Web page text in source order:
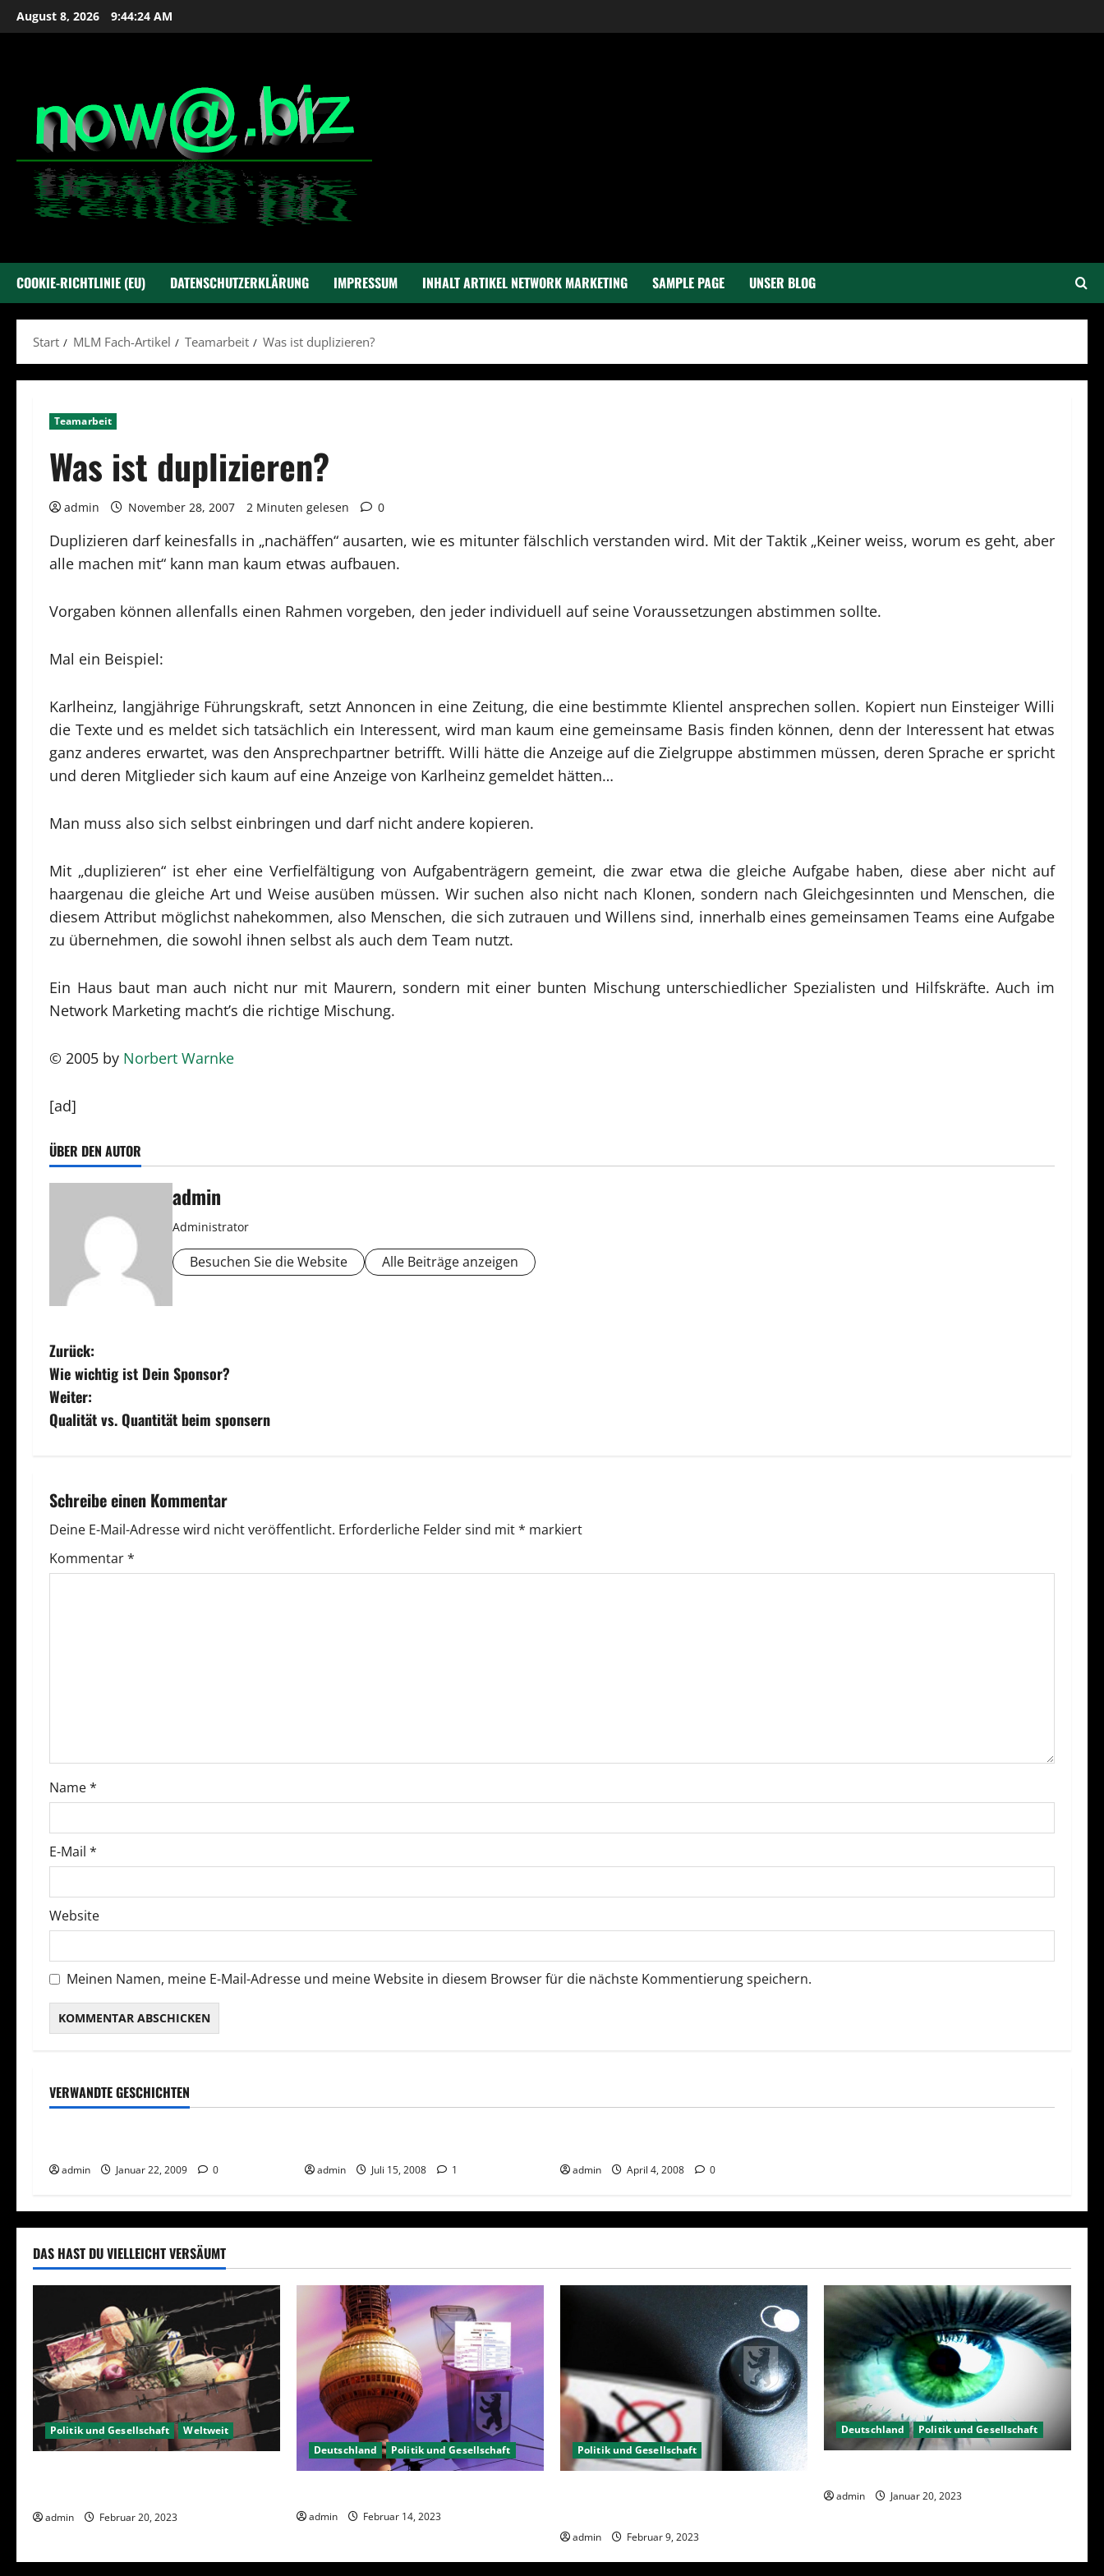
Zum
Inhalt
August 8, 2026 9:44:25 AM
COOKIE-RICHTLINIE (EU) DATENSCHUTZERKLÄRUNG IMPRESSUM INHALT ARTIKEL NETWORK MARKETING SAMPLE PAGE UNSER BLOG
Start MLM Fach-Artikel Teamarbeit Was ist duplizieren?
Teamarbeit
Was ist duplizieren?
admin November 28, 2007 2 Minuten gelesen 0
Duplizieren darf keinesfalls in „nachäffen“ ausarten, wie es mitunter fälschlich verstanden wird. Mit der Taktik „Keiner weiss, worum es geht, aber
alle machen mit“ kann man kaum etwas aufbauen.
Vorgaben können allenfalls einen Rahmen vorgeben, den jeder individuell auf seine Voraussetzungen abstimmen sollte.
Mal ein Beispiel:
Karlheinz, langjährige Führungskraft, setzt Annoncen in eine Zeitung, die eine bestimmte Klientel ansprechen sollen. Kopiert nun Einsteiger Willi
die Texte und es meldet sich tatsächlich ein Interessent, wird man kaum eine gemeinsame Basis finden können, denn der Interessent hat etwas
ganz anderes erwartet, was den Ansprechpartner betrifft. Willi hätte die Anzeige auf die Zielgruppe abstimmen müssen, deren Sprache er spricht
und deren Mitglieder sich kaum auf eine Anzeige von Karlheinz gemeldet hätten…
Man muss also sich selbst einbringen und darf nicht andere kopieren.
Mit „duplizieren“ ist eher eine Verfielfältigung von Aufgabenträgern gemeint, die zwar etwa die gleiche Aufgabe haben, diese aber nicht auf
haargenau die gleiche Art und Weise ausüben müssen. Wir suchen also nicht nach Klonen, sondern nach Gleichgesinnten und Menschen, die
diesem Attribut möglichst nahekommen, also Menschen, die sich zutrauen und Willens sind, innerhalb eines gemeinsamen Teams eine Aufgabe
zu übernehmen, die sowohl ihnen selbst als auch dem Team nutzt.
Ein Haus baut man auch nicht nur mit Maurern, sondern mit einer bunten Mischung unterschiedlicher Spezialisten und Hilfskräfte. Auch im
Network Marketing macht’s die richtige Mischung.
© 2005 by Norbert Warnke
[ad]
ÜBER DEN AUTOR
admin
Administrator
Besuchen Sie die Website Alle Beiträge anzeigen
B
e
i
r
a
g
g
a
t
i
o
n
Zurück:
Wie wichtig ist Dein Sponsor?
Weiter:
Qualität vs. Quantität beim sponsern
Schreibe einen Kommentar
Deine E-Mail-Adresse wird nicht veröffentlicht. Erforderliche Felder sind mit* markiert
Kommentar*
Name*
E-Mail *
Website
Meinen Namen, meine E-Mail-Adresse und meine Website in diesem Browser für die nächste Kommentierung speichern.
VERWANDTE GESCHICHTEN
Teamarbeit
admin Januar 22, 2009 0 admin Juli 15, 2008 1 admin April 4, 2008 0
DAS HAST DU VIELLEICHT VERSÄUMT
Politik und Gesellschaft Weltweit
admin Februar 20, 2023
Deutschland Politik und Gesellschaft
admin Februar 14, 2023
Politik und Gesellschaft
admin Februar 9, 2023
Deutschland Politik und Gesellschaft
admin Januar 20, 2023